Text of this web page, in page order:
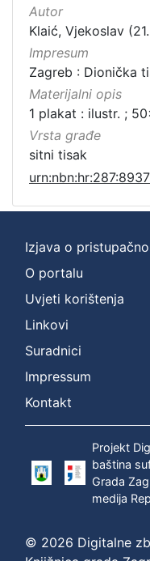
Autor
Klaić, Vjekoslav
Impresum
Zagreb : Dionička
Materijalni opis
1 plakat : ilustr. ;
Vrsta građe
sitni tisak
Izjava o
O portalu
Uvjeti korištenja
Linkovi
Suradnici
Impressum
Kontakt
Projekt
baština
Grada
medija
© 2026 Digitalne